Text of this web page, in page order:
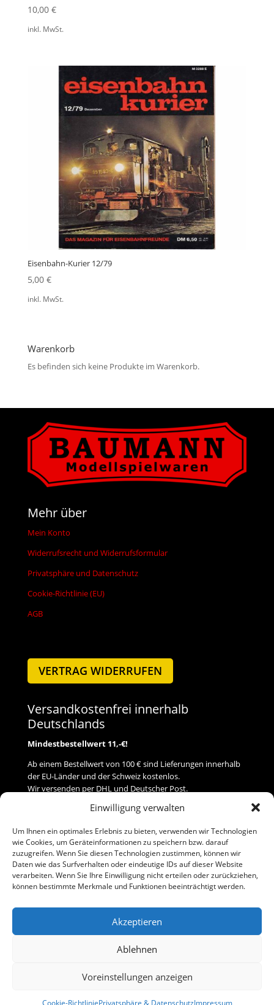
Einwilligung verwalten
Um Ihnen ein optimales Erlebnis zu bieten, verwenden wir Technologien
wie Cookies, um Geräteinformationen zu speichern bzw. darauf
zuzugreifen. Wenn Sie diesen Technologien zustimmen, können wir
Daten wie das Surfverhalten oder eindeutige IDs auf dieser Website
verarbeiten. Wenn Sie Ihre Einwilligung nicht erteilen oder zurückziehen,
können bestimmte Merkmale und Funktionen beeinträchtigt werden.
Akzeptieren
Ablehnen
Voreinstellungen anzeigen
Cookie-RichtliniePrivatsphäre & DatenschutzImpressum
10,00 €
inkl. MwSt.
Eisenbahn-Kurier 12/79
5,00 €
inkl. MwSt.
Warenkorb
Es befinden sich keine Produkte im Warenkorb.
Mehr über
Mein Konto
Widerrufsrecht und Widerrufsformular
Privatsphäre und Datenschutz
Cookie-Richtlinie (EU)
AGB
VERTRAG WIDERRUFEN
Versandkostenfrei innerhalb
Deutschlands
Mindestbestellwert 11,-€!
Ab einem Bestellwert von 100 € sind Lieferungen innerhalb
der EU-Länder und der Schweiz kostenlos.
Wir versenden per DHL und Deutscher Post.
Versand
Zahlung
Baumann Modellspielwaren
Telefon (0 91 61) 33 84
Impressum